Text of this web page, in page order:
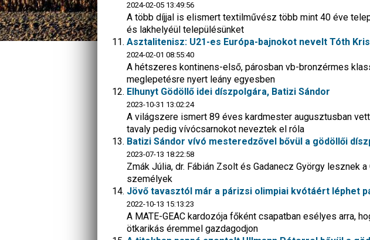
2024-02-05 13:49:56
A több díjjal is elismert textilművész több mint 40 éve
és lakhelyéül településünket
Asztalitenisz: U21-es Európa-bajnokot nevelt Tóth
2024-02-01 08:55:40
A hétszeres kontinens-első, párosban vb-bronzérmes
meglepetésre nyert leány egyesben
Elhunyt Gödöllő idei díszpolgára, Batizi Sándor
2023-10-31 13:02:24
A világszere ismert 89 éves kardmester augusztusban
tavaly pedig vívócsarnokot neveztek el róla
Batizi Sándor vívó mesteredzővel bővül a gödöllői
2023-07-13 18:22:58
Zmák Júlia, dr. Fábián Zsolt és Gadanecz György lesznek
személyek
Jövő tavasztól már a párizsi olimpiai kvótáért léphet
2022-10-13 15:13:23
A MATE-GEAC kardozója főként csapatban esélyes arra,
ötkarikás éremmel gazdagodjon